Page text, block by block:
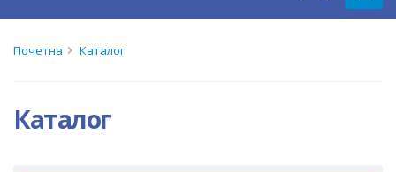
Почетна Каталог
Каталог